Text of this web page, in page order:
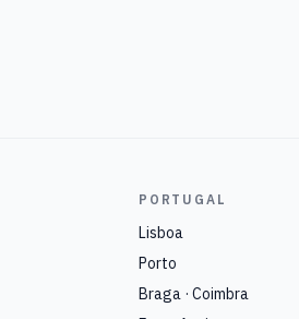
PORTUGAL
Lisboa
Porto
Braga · Coimbra